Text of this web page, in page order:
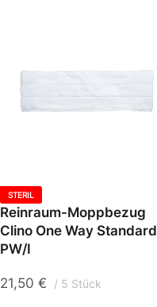
STERIL
Reinraum-Moppbezug
Clino One Way Standard
PW/I
21,50 € 5 Stück